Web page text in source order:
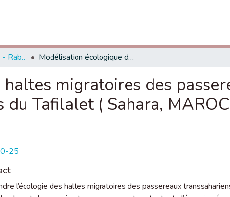
Faculté des Sciences - Rabat Modélisation écologique des haltes migratoires des passereaux transsahariens dans les oasis du Tafilalet ( Sahara, MAROC )
migratoires des
Tafilalet ( Sahara,
25
l’écologie des haltes migratoires des passereaux